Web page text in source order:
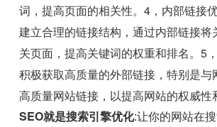
词，提高页面的相关性。4，内部链接
建立合理的链接结构，通过内部链接将
关页面，提高关键词的权重和排名。5
积极获取高质量的外部链接，特别是与
高质量网站链接，以提高网站的权威性
SEO就是搜索引擎优化:让你的网站在